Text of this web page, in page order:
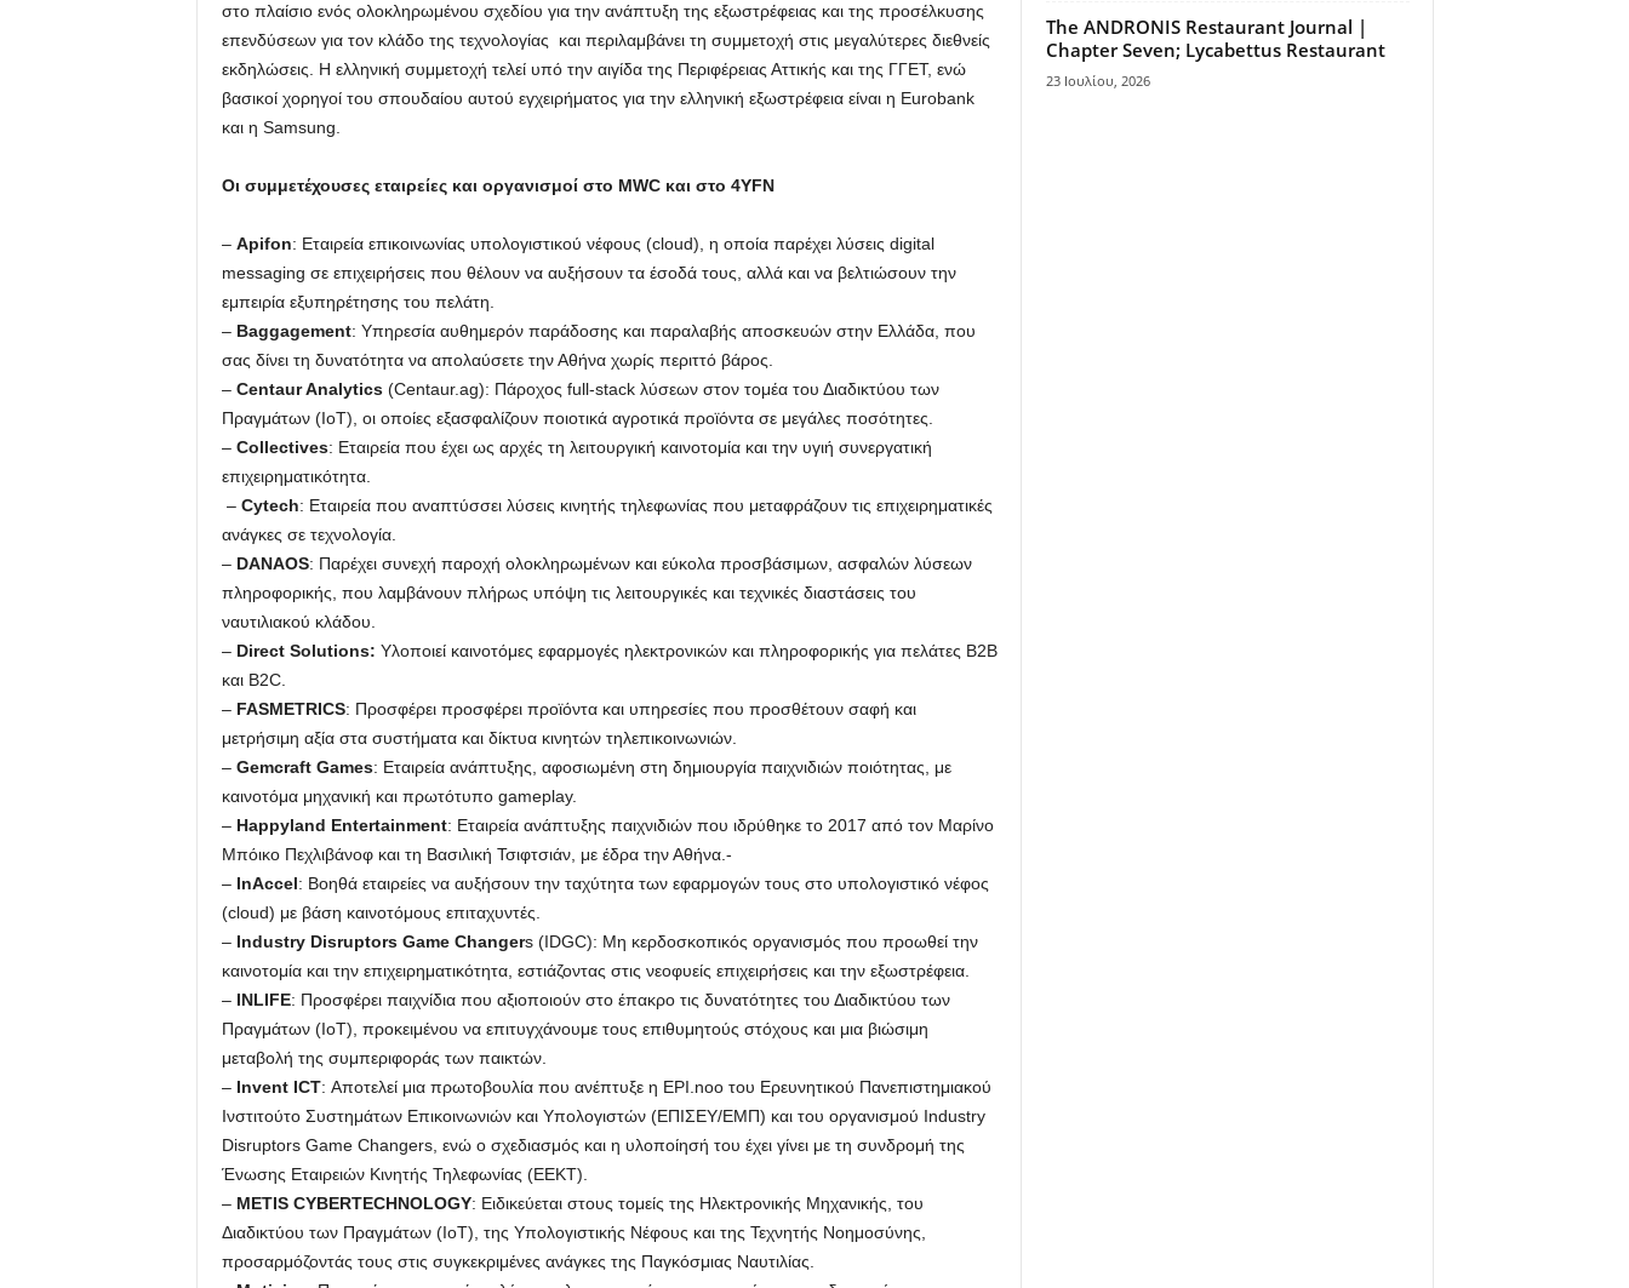
στο πλαίσιο ενός ολοκληρωμένου σχεδίου για την ανάπτυξη της εξωστρέφειας και της προσέλκυσης
επενδύσεων για τον κλάδο της τεχνολογίας και περιλαμβάνει τη συμμετοχή στις μεγαλύτερες διεθνείς
εκδηλώσεις. Η ελληνική συμμετοχή τελεί υπό την αιγίδα της Περιφέρειας Αττικής και της ΓΓΕΤ, ενώ
βασικοί χορηγοί του σπουδαίου αυτού εγχειρήματος για την ελληνική εξωστρέφεια είναι η Eurobank
και η Samsung.
Οι συμμετέχουσες εταιρείες και οργανισμοί στο MWC και στο 4YFN
– Apifon: Εταιρεία επικοινωνίας υπολογιστικού νέφους (cloud), η οποία παρέχει λύσεις digital
messaging σε επιχειρήσεις που θέλουν να αυξήσουν τα έσοδά τους, αλλά και να βελτιώσουν την
εμπειρία εξυπηρέτησης του πελάτη.
– Baggagement: Υπηρεσία αυθημερόν παράδοσης και παραλαβής αποσκευών στην Ελλάδα, που
σας δίνει τη δυνατότητα να απολαύσετε την Αθήνα χωρίς περιττό βάρος.
– Centaur Analytics (Centaur.ag): Πάροχος full-stack λύσεων στον τομέα του Διαδικτύου των
Πραγμάτων (ΙοΤ), οι οποίες εξασφαλίζουν ποιοτικά αγροτικά προϊόντα σε μεγάλες ποσότητες.
– Collectives: Εταιρεία που έχει ως αρχές τη λειτουργική καινοτομία και την υγιή συνεργατική
επιχειρηματικότητα.
– Cytech: Εταιρεία που αναπτύσσει λύσεις κινητής τηλεφωνίας που μεταφράζουν τις επιχειρηματικές
ανάγκες σε τεχνολογία.
– DANAOS: Παρέχει συνεχή παροχή ολοκληρωμένων και εύκολα προσβάσιμων, ασφαλών λύσεων
πληροφορικής, που λαμβάνουν πλήρως υπόψη τις λειτουργικές και τεχνικές διαστάσεις του
ναυτιλιακού κλάδου.
– Direct Solutions: Υλοποιεί καινοτόμες εφαρμογές ηλεκτρονικών και πληροφορικής για πελάτες B2B
και B2C.
– FASMETRICS: Προσφέρει προσφέρει προϊόντα και υπηρεσίες που προσθέτουν σαφή και
μετρήσιμη αξία στα συστήματα και δίκτυα κινητών τηλεπικοινωνιών.
– Gemcraft Games: Εταιρεία ανάπτυξης, αφοσιωμένη στη δημιουργία παιχνιδιών ποιότητας, με
καινοτόμα μηχανική και πρωτότυπο gameplay.
– Happyland Entertainment: Εταιρεία ανάπτυξης παιχνιδιών που ιδρύθηκε το 2017 από τον Μαρίνο
Μπόικο Πεχλιβάνοφ και τη Βασιλική Τσιφτσιάν, με έδρα την Αθήνα.-
– InAccel: Βοηθά εταιρείες να αυξήσουν την ταχύτητα των εφαρμογών τους στο υπολογιστικό νέφος
(cloud) με βάση καινοτόμους επιταχυντές.
– Industry Disruptors Game Changers (IDGC): Mη κερδοσκοπικός οργανισμός που προωθεί την
καινοτομία και την επιχειρηματικότητα, εστιάζοντας στις νεοφυείς επιχειρήσεις και την εξωστρέφεια.
– INLIFE: Προσφέρει παιχνίδια που αξιοποιούν στο έπακρο τις δυνατότητες του Διαδικτύου των
Πραγμάτων (ΙοΤ), προκειμένου να επιτυγχάνουμε τους επιθυμητούς στόχους και μια βιώσιμη
μεταβολή της συμπεριφοράς των παικτών.
– Invent ICT: Αποτελεί μια πρωτοβουλία που ανέπτυξε η EPI.noo του Ερευνητικού Πανεπιστημιακού
Ινστιτούτο Συστημάτων Επικοινωνιών και Υπολογιστών (ΕΠΙΣΕΥ/ΕΜΠ) και του οργανισμού Industry
Disruptors Game Changers, ενώ ο σχεδιασμός και η υλοποίησή του έχει γίνει με τη συνδρομή της
Ένωσης Εταιρειών Κινητής Τηλεφωνίας (ΕΕΚΤ).
– METIS CYBERTECHNOLOGY: Ειδικεύεται στους τομείς της Ηλεκτρονικής Μηχανικής, του
Διαδικτύου των Πραγμάτων (ΙοΤ), της Υπολογιστικής Νέφους και της Τεχνητής Νοημοσύνης,
προσαρμόζοντάς τους στις συγκεκριμένες ανάγκες της Παγκόσμιας Ναυτιλίας.
The ANDRONIS Restaurant Journal |
Chapter Seven; Lycabettus Restaurant
23 Ιουλίου, 2026